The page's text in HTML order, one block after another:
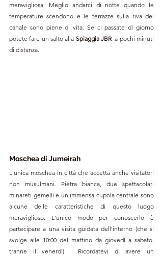
meravigliosa. Meglio andarci di notte quando le
temperature scendono e le terrazze sulla riva del
canale sono piene di vita. Se ci passate di giorno
potete fare un salto alla Spiaggia JBR a pochi minuti
di distanza.
Moschea di Jumeirah
L'unica moschea in città che accetta anche visitatori
non musulmani. Pietra bianca, due spettacolari
minareti gemelli e un'immensa cupola centrale sono
alcune delle caratteristiche di questo luogo
meraviglioso. L'unico modo per conoscerlo è
partecipare a una visita guidata dell'interno (che si
svolge alle 10:00 del mattino da giovedì a sabato,
tranne il venerdì).  Ricordatevi di avere un